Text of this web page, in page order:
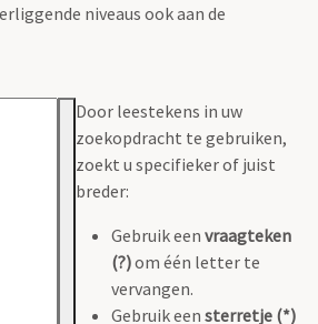
niveaus ook aan de
Door leestekens in uw
zoekopdracht te gebruiken,
zoekt u specifieker of juist
breder:
Gebruik een vraagteken
(?)om één letter te
vervangen.
Gebruik een sterretje (*)